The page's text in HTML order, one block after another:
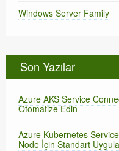
Windows Server Family
Son Yazılar
Azure AKS Service
Otomatize Edin
Azure Kubernetes
Node İçin Standart